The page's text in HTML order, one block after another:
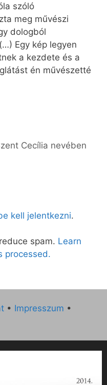
szóló
meg művészi
dologból
Egy kép legyen
a kezdete és a
én művészetté
Cecília nevében
kell jelentkezni.
spam. Learn
processed.
• Impresszum •